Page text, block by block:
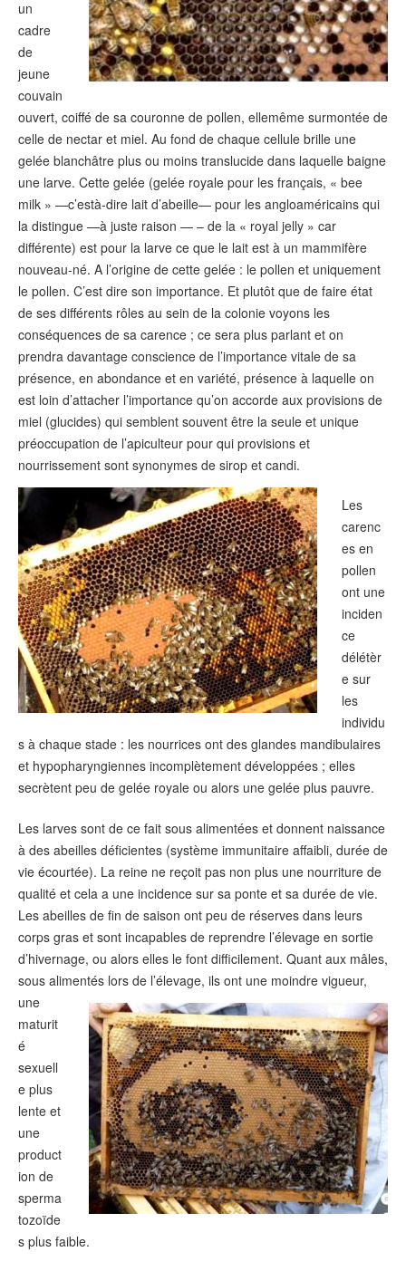
un
cadre
de
jeune
couvain
ouvert, coiffé de sa couronne de pollen, ellemême surmontée de
celle de nectar et miel. Au fond de chaque cellule brille une
gelée blanchâtre plus ou moins translucide dans laquelle baigne
une larve. Cette gelée (gelée royale pour les français, « bee
milk » —c’està-dire lait d’abeille— pour les angloaméricains qui
la distingue —à juste raison — – de la « royal jelly » car
différente) est pour la larve ce que le lait est à un mammifère
nouveau-né. A l’origine de cette gelée : le pollen et uniquement
le pollen. C’est dire son importance. Et plutôt que de faire état
de ses différents rôles au sein de la colonie voyons les
conséquences de sa carence ; ce sera plus parlant et on
prendra davantage conscience de l’importance vitale de sa
présence, en abondance et en variété, présence à laquelle on
est loin d’attacher l’importance qu’on accorde aux provisions de
miel (glucides) qui semblent souvent être la seule et unique
préoccupation de l’apiculteur pour qui provisions et
nourrissement sont synonymes de sirop et candi.
Les
carenc
es en
pollen
ont une
inciden
ce
délétèr
e sur
les
individu
s à chaque stade : les nourrices ont des glandes mandibulaires
et hypopharyngiennes incomplètement développées ; elles
secrètent peu de gelée royale ou alors une gelée plus pauvre.
Les larves sont de ce fait sous alimentées et donnent naissance
à des abeilles déficientes (système immunitaire affaibli, durée de
vie écourtée). La reine ne reçoit pas non plus une nourriture de
qualité et cela a une incidence sur sa ponte et sa durée de vie.
Les abeilles de fin de saison ont peu de réserves dans leurs
corps gras et sont incapables de reprendre l’élevage en sortie
d’hivernage, ou alors elles le font difficilement. Quant aux mâles,
sous alimentés lors de l’élevage, ils ont une moindre vigueur,
une
maturit
é
sexuell
e plus
lente et
une
product
ion de
sperma
tozoïde
s plus faible.